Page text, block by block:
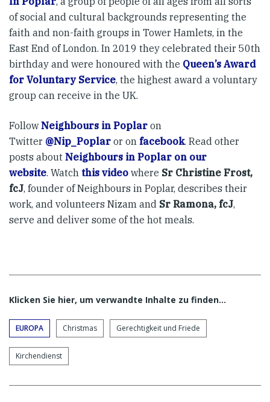
of social and cultural backgrounds representing the
faith and non-faith groups in Tower Hamlets, in the
East End of London. In 2019 they celebrated their 50th
birthday and were honoured with the Queen’s Award
for Voluntary Service, the highest award a voluntary
group can receive in the UK.
FollowNeighbours in Poplar on
Twitter @Nip_Poplar or on facebook. Read other
posts about Neighbours in Poplar on our
website. Watch this video where Sr Christine Frost,
fcJ, founder of Neighbours in Poplar, describes their
work, and volunteers Nizam and Sr Ramona, fcJ,
serve and deliver some of the hot meals.
Klicken Sie hier, um verwandte Inhalte zu finden…
EUROPA Christmas Gerechtigkeit und Friede
Kirchendienst